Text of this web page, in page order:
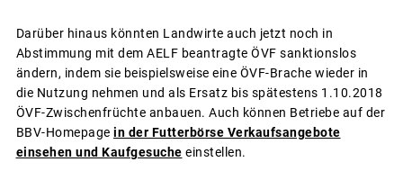
Darüber hinaus könnten Landwirte auch jetzt noch in
Abstimmung mit dem AELF beantragte ÖVF sanktionslos
ändern, indem sie beispielsweise eine ÖVF-Brache wieder in
die Nutzung nehmen und als Ersatz bis spätestens 1.10.2018
ÖVF-Zwischenfrüchte anbauen. Auch können Betriebe auf der
BBV-Homepage in der Futterbörse Verkaufsangebote
einsehen und Kaufgesuche einstellen.